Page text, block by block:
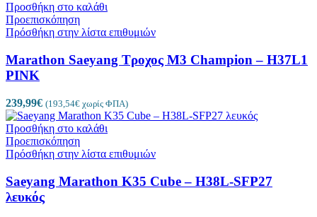
Προσθήκη στο καλάθι
Προεπισκόπηση
Πρόσθήκη στην λίστα επιθυμιών
Marathon Saeyang Τροχος M3 Champion – H37L1
PINK
239,99€ (193,54€ χωρίς ΦΠΑ)
Προσθήκη στο καλάθι
Προεπισκόπηση
Πρόσθήκη στην λίστα επιθυμιών
Saeyang Marathon K35 Cube – H38L-SFP27
λευκός